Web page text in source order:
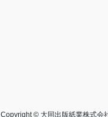
Copyright © 大同出版紙業株式会